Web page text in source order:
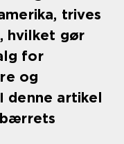
trives
hvilket gør
for
og
denne artikel